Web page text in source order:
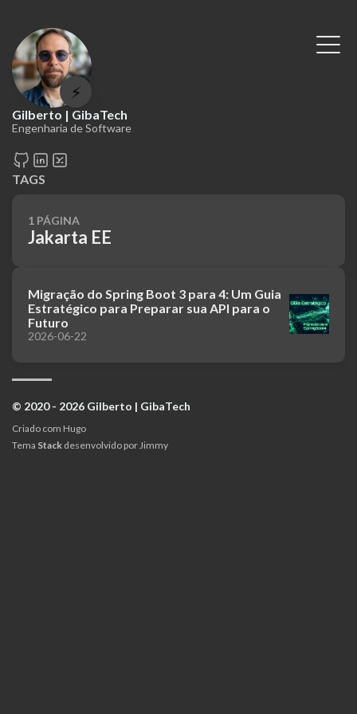
⚡
Gilberto | GibaTech
Engenharia de Software
TAGS
1 PÁGINA
Jakarta EE
Migração do Spring Boot 3 para 4: Um Guia
Estratégico para Preparar sua API para o
Futuro
2026-06-22
© 2020 - 2026 Gilberto | GibaTech
Criado com Hugo
Tema Stack desenvolvido porJimmy